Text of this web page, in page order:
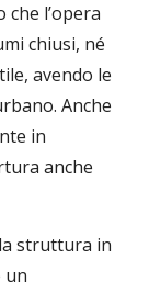
l’opera
chiusi, né
avendo le
Anche
in
anche
struttura in
un